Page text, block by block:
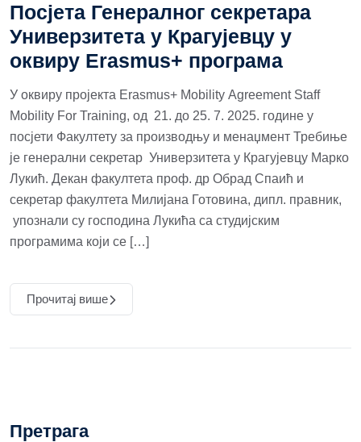
Посјета Генералног секретара
Универзитета у Крагујевцу у
оквиру Erasmus+ програма
У оквиру пројекта Еrasmus+ Мobility Аgreement Staff
Мobility For Training, од 21. до 25. 7. 2025. године у
посјети Факултету за производњу и менаџмент Требиње
је генерални секретар Универзитета у Крагујевцу Марко
Лукић. Декан факултета проф. др Обрад Спаић и
секретар факултета Милијана Готовина, дипл. правник,
упознали су господина Лукића са студијским
програмима који се […]
Прочитај више
Претрага